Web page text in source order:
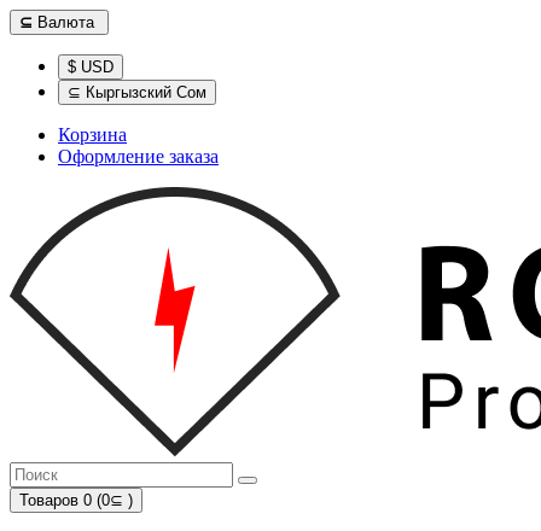
⊆ Валюта
$ USD
⊆ Кыргызский Сом
Корзина
Оформление заказа
Товаров 0 (0⊆ )